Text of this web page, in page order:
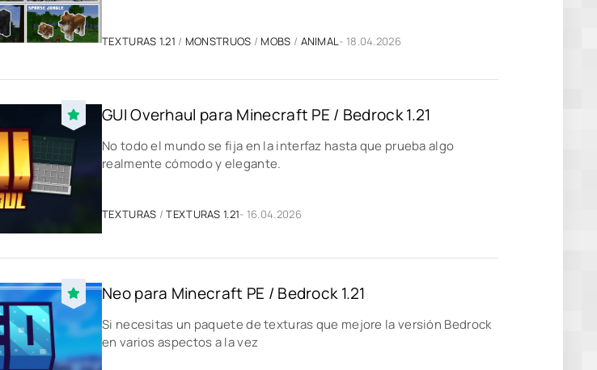
TEXTURAS 1.21 / MONSTRUOS / MOBS / ANIMAL- 18.04.2026
GUI Overhaul para Minecraft PE / Bedrock 1.21
No todo el mundo se fija en la interfaz hasta que prueba algo
realmente cómodo y elegante.
TEXTURAS /TEXTURAS 1.21- 16.04.2026
Neo para Minecraft PE / Bedrock 1.21
Si necesitas un paquete de texturas que mejore la versión Bedrock
en varios aspectos a la vez